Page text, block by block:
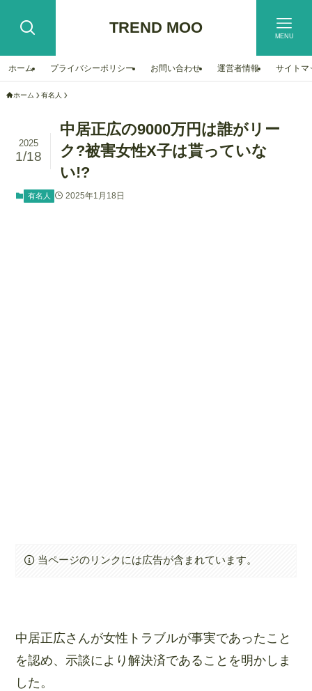
TREND MOO MENU
ホーム プライバシーポリシー お問い合わせ 運営者情報 サイトマ
ホーム 有名人
中居正広の9000万円は誰がリー
ク?被害女性X子は貰っていな
い!?
2025
1/18
有名人 2025年1月18日
当ページのリンクには広告が含まれています。
中居正広さんが女性トラブルが事実であったこと
を認め、示談により解決済であることを明かしま
した。